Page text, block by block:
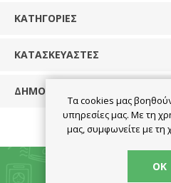
ΚΑΤΗΓΟΡΊΕΣ
ΚΑΤΑΣΚΕΥΑΣΤΈΣ
ΔΗΜΟΦΙΛΕΙΣ ΕΤΙΚΕΤΕΣ
Τα cookies μας
υπηρεσίες μας. Με τη
μας, συμφωνείτε με τη
ΟΚ